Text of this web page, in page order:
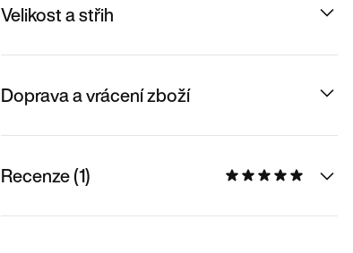
Velikost a střih
Doprava a vrácení zboží
Recenze (1)